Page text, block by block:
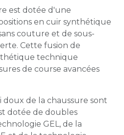
est dotée d'une
en cuir synthétique
couture et de sous-
Cette fusion de
technique
de course avancées
doux de la chaussure sont
dotée de doubles
GEL, de la